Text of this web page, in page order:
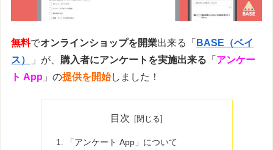
無料でオンラインショップを開業出来る「 BASE（ベイ
ス）
」が、 購入者にアンケートを実施出来る 「 アンケー
ト App 」の提供を開始しました！
目次
「アンケート App」について